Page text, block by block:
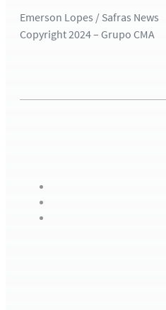
Emerson Lopes / Safras News
Copyright 2024 – Grupo CMA